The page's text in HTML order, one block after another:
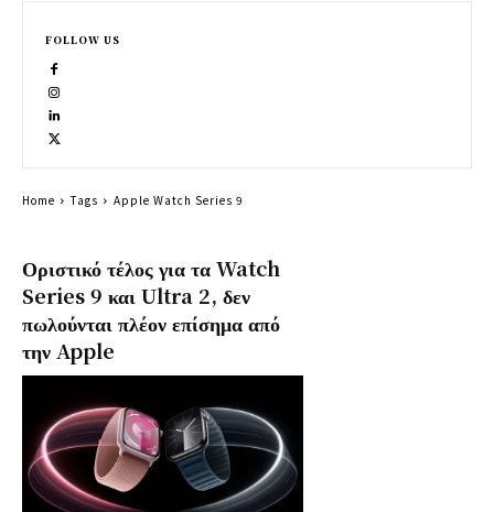
Οριστικό τέλος για τα Watch
Series 9 και Ultra 2, δεν
πωλούνται πλέον επίσημα από
την Apple
FOLLOW US
Home Tags Apple Watch Series 9